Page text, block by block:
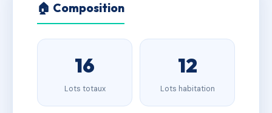
🏠 Composition
16
Lots totaux
12
Lots habitation